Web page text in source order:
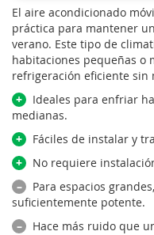
El aire acondicionado
práctica para mantener
verano. Este tipo de
habitaciones pequeñas o
refrigeración eficiente sin
+
Ideales para enfriar
medianas.
+
Fáciles de instalar y
+
No requiere
–
Para espacios
suficientemente potente.
–
Hace más ruido que